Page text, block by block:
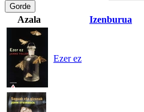
Gorde
Azala Izenburua
Ezer ez